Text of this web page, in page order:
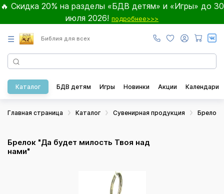
🔥 Скидка 20% на разделы «БДВ детям» и «Игры» до 30
июля 2026! подробнее>>>
☰ Библия для всех
Каталог БДВ детям Игры Новинки Акции Календари
Главная страница Каталог Сувенирная продукция Брелоки
Брелок "Да будет милость Твоя над
нами"